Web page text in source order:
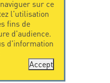
sur ce
l'utilisation
fins de
d'audience.
d'information
Accept